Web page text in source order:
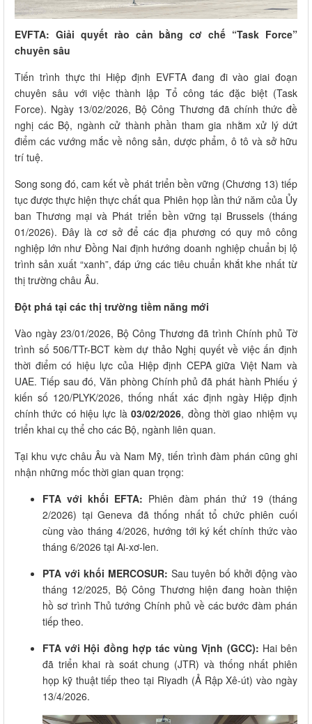
EVFTA: Giải quyết rào cản bằng cơ chế “Task Force”
chuyên sâu
Tiến trình thực thi Hiệp định EVFTA đang đi vào giai đoạn
chuyên sâu với việc thành lập Tổ công tác đặc biệt (Task
Force). Ngày 13/02/2026, Bộ Công Thương đã chính thức đề
nghị các Bộ, ngành cử thành phần tham gia nhằm xử lý dứt
điểm các vướng mắc về nông sản, dược phẩm, ô tô và sở hữu
trí tuệ.
Song song đó, cam kết về phát triển bền vững (Chương 13) tiếp
tục được thực hiện thực chất qua Phiên họp lần thứ năm của Ủy
ban Thương mại và Phát triển bền vững tại Brussels (tháng
01/2026). Đây là cơ sở để các địa phương có quy mô công
nghiệp lớn như Đồng Nai định hướng doanh nghiệp chuẩn bị lộ
trình sản xuất “xanh”, đáp ứng các tiêu chuẩn khắt khe nhất từ
thị trường châu Âu.
Đột phá tại các thị trường tiềm năng mới
Vào ngày 23/01/2026, Bộ Công Thương đã trình Chính phủ Tờ
trình số 506/TTr-BCT kèm dự thảo Nghị quyết về việc ấn định
thời điểm có hiệu lực của Hiệp định CEPA giữa Việt Nam và
UAE. Tiếp sau đó, Văn phòng Chính phủ đã phát hành Phiếu ý
kiến số 120/PLYK/2026, thống nhất xác định ngày Hiệp định
chính thức có hiệu lực là03/02/2026, đồng thời giao nhiệm vụ
triển khai cụ thể cho các Bộ, ngành liên quan.
Tại khu vực châu Âu và Nam Mỹ, tiến trình đàm phán cũng ghi
nhận những mốc thời gian quan trọng:
FTA với khối EFTA: Phiên đàm phán thứ 19 (tháng
2/2026) tại Geneva đã thống nhất tổ chức phiên cuối
cùng vào tháng 4/2026, hướng tới ký kết chính thức vào
tháng 6/2026 tại Ai-xơ-len.
PTA với khối MERCOSUR: Sau tuyên bố khởi động vào
tháng 12/2025, Bộ Công Thương hiện đang hoàn thiện
hồ sơ trình Thủ tướng Chính phủ về các bước đàm phán
tiếp theo.
FTA với Hội đồng hợp tác vùng Vịnh (GCC): Hai bên
đã triển khai rà soát chung (JTR) và thống nhất phiên
họp kỹ thuật tiếp theo tại Riyadh (Ả Rập Xê-út) vào ngày
13/4/2026.